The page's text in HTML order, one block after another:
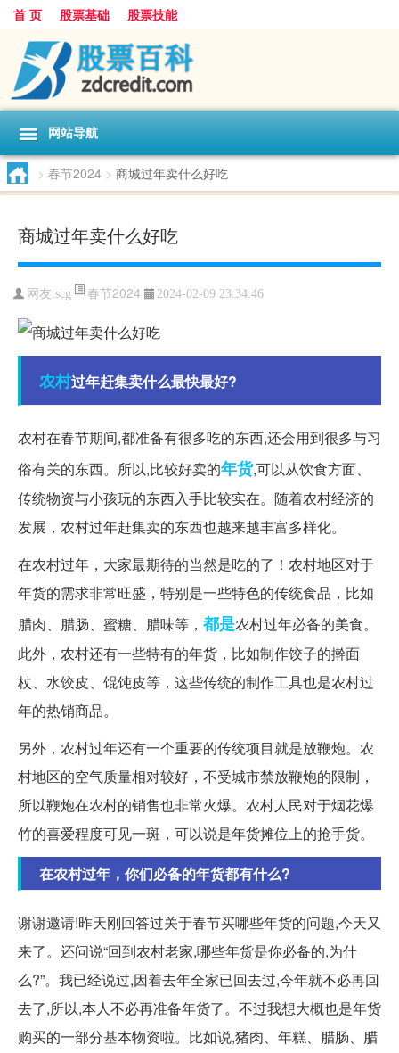
首 页 股票基础 股票技能
网站导航
> 春节2024 > 商城过年卖什么好吃
商城过年卖什么好吃
网友:scg 春节2024 2024-02-09 23:34:46
农村过年赶集卖什么最快最好?
农村在春节期间,都准备有很多吃的东西,还会用到很多与习
俗有关的东西。所以,比较好卖的年货,可以从饮食方面、
传统物资与小孩玩的东西入手比较实在。随着农村经济的
发展，农村过年赶集卖的东西也越来越丰富多样化。
在农村过年，大家最期待的当然是吃的了！农村地区对于
年货的需求非常旺盛，特别是一些特色的传统食品，比如
腊肉、腊肠、蜜糖、腊味等， 都是农村过年必备的美食。
此外，农村还有一些特有的年货，比如制作饺子的擀面
杖、水饺皮、馄饨皮等，这些传统的制作工具也是农村过
年的热销商品。
另外，农村过年还有一个重要的传统项目就是放鞭炮。农
村地区的空气质量相对较好，不受城市禁放鞭炮的限制，
所以鞭炮在农村的销售也非常火爆。农村人民对于烟花爆
竹的喜爱程度可见一斑，可以说是年货摊位上的抢手货。
在农村过年，你们必备的年货都有什么?
谢谢邀请!昨天刚回答过关于春节买哪些年货的问题,今天又
来了。还问说“回到农村老家,哪些年货是你必备的,为什
么?”。我已经说过,因着去年全家已回去过,今年就不必再回
去了,所以,本人不必再准备年货了。不过我想大概也是年货
购买的一部分基本物资啦。比如说,猪肉、年糕、腊肠、腊